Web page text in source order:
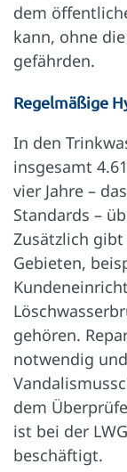
dem
kann, ohne
gefährden.
Regelmäßige
In den
insgesamt
vier Jahre –
Standards –
Zusätzlich
Gebieten,
gehören.
notwendig
dem
ist bei der
beschäftigt.